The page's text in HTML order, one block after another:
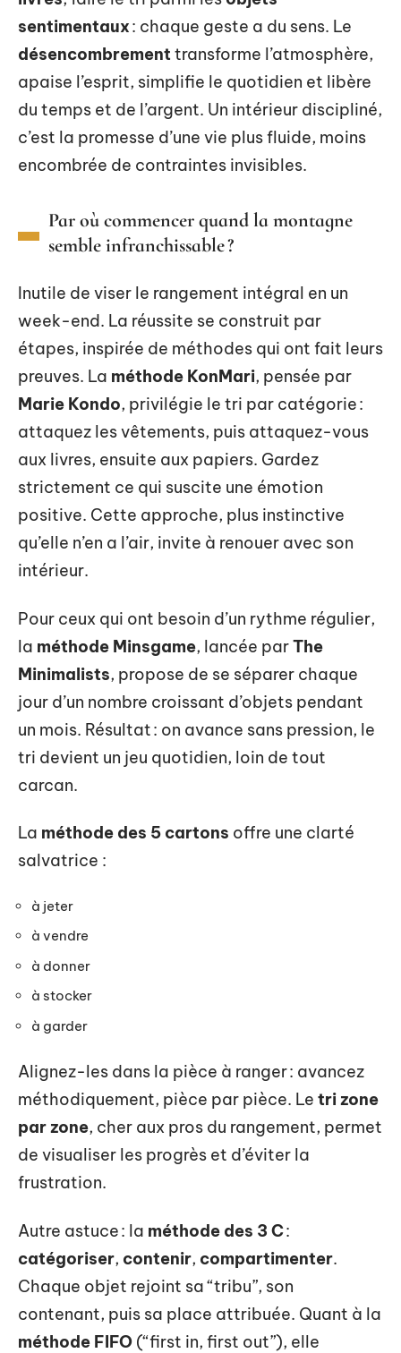
sentimentaux: chaque geste a du sens. Le
désencombrementtransforme l’atmosphère,
apaise l’esprit, simplifie le quotidien et libère
du temps et de l’argent. Un intérieur discipliné,
c’est la promesse d’une vie plus fluide, moins
encombrée de contraintes invisibles.
Par où commencer quand la montagne
semble infranchissable ?
Inutile de viser le rangement intégral en un
week-end. La réussite se construit par
étapes, inspirée de méthodes qui ont fait leurs
preuves. La méthode KonMari, pensée par
Marie Kondo, privilégie le tri par catégorie :
attaquez les vêtements, puis attaquez-vous
aux livres, ensuite aux papiers. Gardez
strictement ce qui suscite une émotion
positive. Cette approche, plus instinctive
qu’elle n’en a l’air, invite à renouer avec son
intérieur.
Pour ceux qui ont besoin d’un rythme régulier,
la méthode Minsgame, lancée parThe
Minimalists, propose de se séparer chaque
jour d’un nombre croissant d’objets pendant
un mois. Résultat : on avance sans pression, le
tri devient un jeu quotidien, loin de tout
carcan.
La méthode des 5 cartons offre une clarté
salvatrice :
à jeter
à vendre
à donner
à stocker
à garder
Alignez-les dans la pièce à ranger : avancez
méthodiquement, pièce par pièce. Le tri zone
par zone, cher aux pros du rangement, permet
de visualiser les progrès et d’éviter la
frustration.
Autre astuce : la méthode des 3 C:
catégoriser, contenir, compartimenter.
Chaque objet rejoint sa “tribu”, son
contenant, puis sa place attribuée. Quant à la
méthode FIFO (“first in, first out”), elle